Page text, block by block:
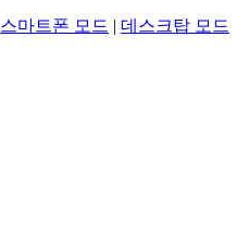
스마트폰 모드 | 데스크탑 모드